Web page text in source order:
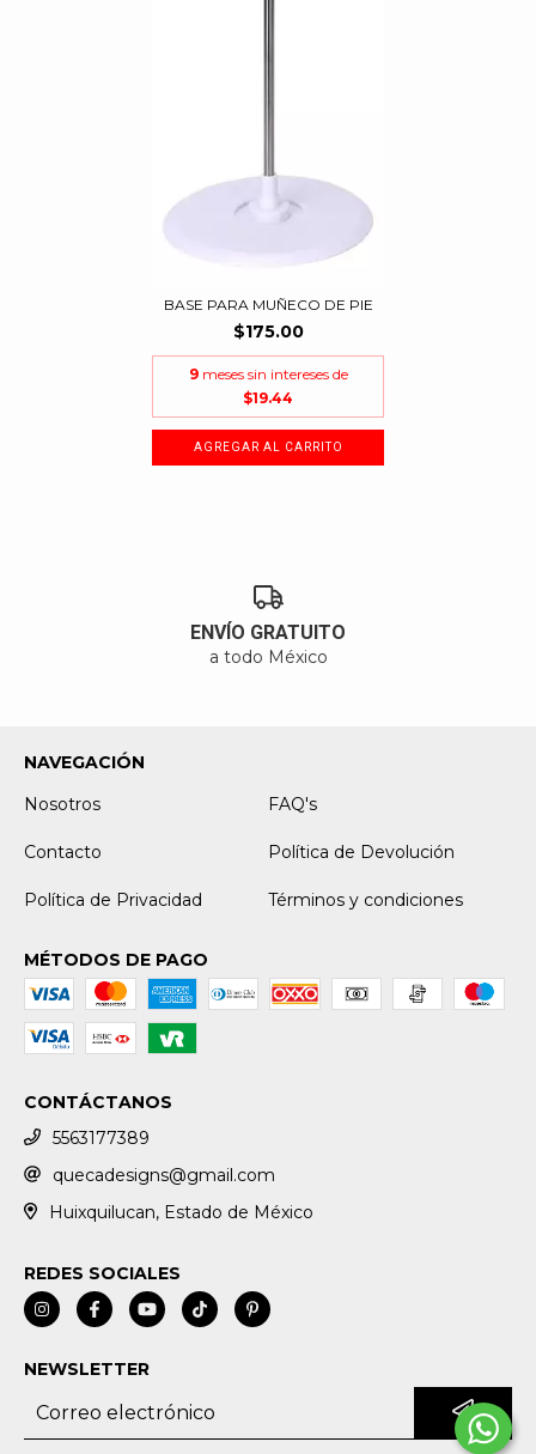
BASE PARA MUÑECO DE PIE
$175.00
9 meses sin intereses de
$19.44
ENVÍO GRATUITO
a todo México
NAVEGACIÓN
Nosotros
FAQ's
Contacto Política de Devolución
Política de Privacidad Términos y condiciones
MÉTODOS DE PAGO
CONTÁCTANOS
5563177389
quecadesigns@gmail.com
Huixquilucan, Estado de México
REDES SOCIALES
NEWSLETTER